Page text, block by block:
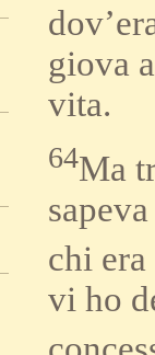
giova
vita.
64Ma
chi
vi ho